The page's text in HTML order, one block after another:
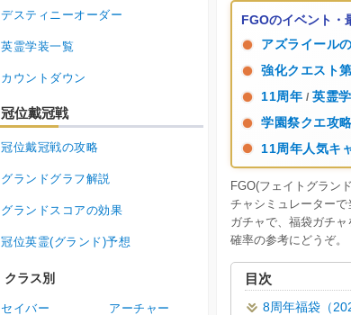
FGOのイベント・
アズライール
強化クエスト
11周年 / 英霊
学園祭クエ攻略
11周年人気キ
FGO(フェイトグラン
チャシミュレーター
ガチャで、福袋ガチ
確率の参考にどうぞ。
目次
8周年福袋（
デスティニーオーダー
英霊学装一覧
カウントダウン
冠位戴冠戦
冠位戴冠戦の攻略
グランドグラフ解説
グランドスコアの効果
冠位英霊(グランド)予想
クラス別
セイバー アーチャー